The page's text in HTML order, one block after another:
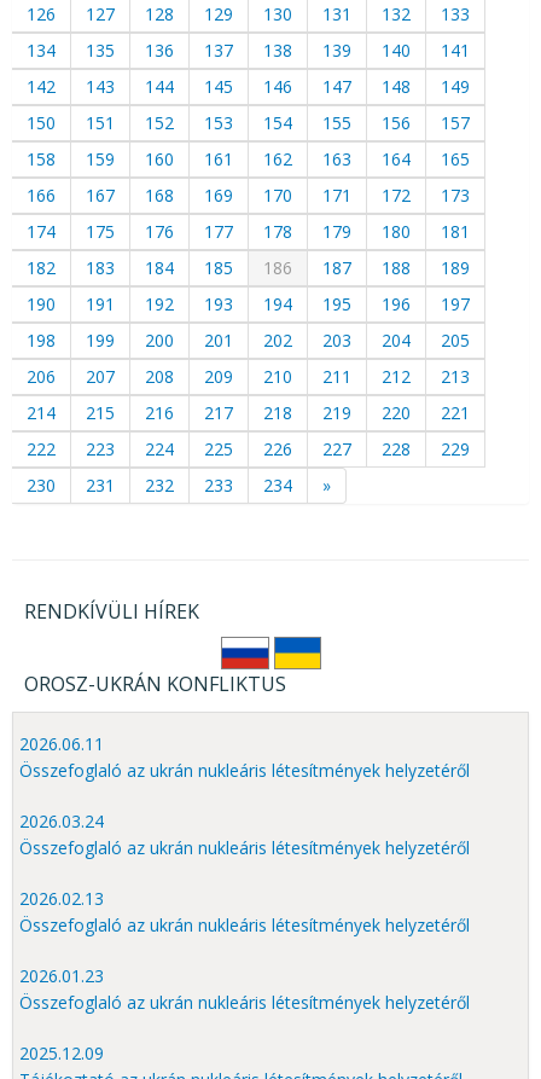
126
127 128 129 130 131 132
133
134
135 136 137 138 139 140
141
142
143 144 145 146 147 148
149
150
151 152 153 154 155 156
157
158
159 160 161 162 163 164
165
166
167 168 169 170 171 172
173
174
175 176 177 178 179 180
181
182
183 184 185 186 187 188
189
190
191 192 193 194 195 196
197
198
199 200 201 202 203 204
205
206
207 208 209 210 211 212
213
214
215 216 217 218 219 220
221
222
223 224 225 226 227 228
229
230
231 232 233 234 »
RENDKÍVÜLI HÍREK
OROSZ-UKRÁN KONFLIKTUS
2026.06.11
Összefoglaló az ukrán nukleáris létesítmények helyzetéről
2026.03.24
Összefoglaló az ukrán nukleáris létesítmények helyzetéről
2026.02.13
Összefoglaló az ukrán nukleáris létesítmények helyzetéről
2026.01.23
Összefoglaló az ukrán nukleáris létesítmények helyzetéről
2025.12.09